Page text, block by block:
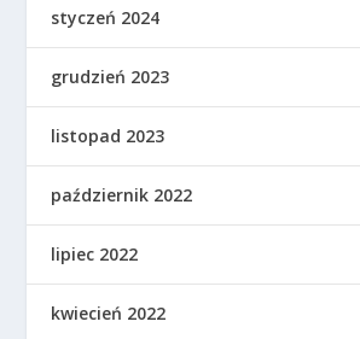
styczeń 2024
grudzień 2023
listopad 2023
październik 2022
lipiec 2022
kwiecień 2022